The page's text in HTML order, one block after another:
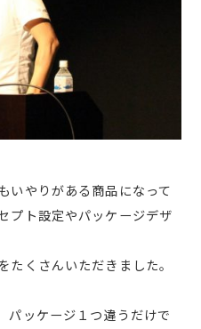
いやりがある商品になって
プト設定やパッケージデザ
くさんいただきました。
パッケージ１つ違うだけで